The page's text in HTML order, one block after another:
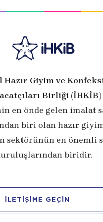
Hazır Giyim ve
Birliği (İHKİB)
en önde gelen imalat
biri olan hazır
sektörünün en önemli
biridir.
İLETİŞİME GEÇİN